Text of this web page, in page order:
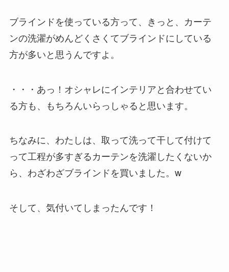
ブラインドを使っている方って、きっと、カーテ
ンの洗濯がめんどくさくてブラインドにしている
方が多いと思うんですよ。
・・・あっ！オシャレにインテリアと合わせてい
る方も、もちろんいらっしゃると思います。
ちなみに、わたしは、取って洗って干して付けて
って工程が多すぎるカーテンを洗濯したくないか
ら、わざわざブラインドを買いました。w
そして、気付いてしまったんです！